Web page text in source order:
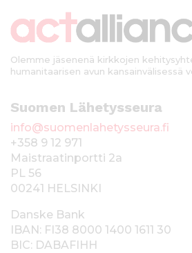
Olemme jäsenenä kirkkojen
humanitaarisen avun kansainvälisessä
Suomen Lähetysseura
info@suomenlahetysseura.fi
+358 9 12 971
Maistraatinportti 2a
PL 56
00241 HELSINKI
Danske Bank
IBAN: FI38 8000 1400 1611 30
BIC: DABAFIHH